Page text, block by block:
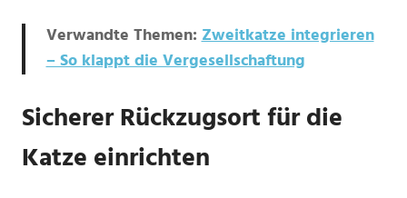
Verwandte Themen:Zweitkatze integrieren
– So klappt die Vergesellschaftung
Sicherer Rückzugsort für die
Katze einrichten